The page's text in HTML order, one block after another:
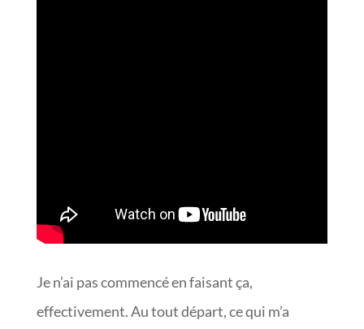
Je n’ai pas commencé en faisant ça,
effectivement. Au tout départ, ce qui m’a